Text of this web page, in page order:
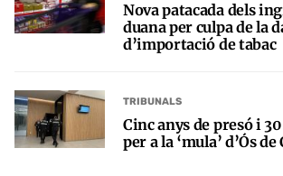
Nova patacada dels
duana per culpa de la
d’importació de tabac
TRIBUNALS
Cinc anys de presó i
per a la ‘mula’ d’Ós